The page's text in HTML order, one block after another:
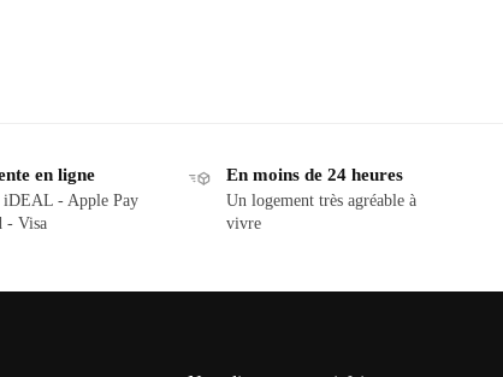
en ligne
iDEAL - Apple Pay
- Visa
En moins de 24 heures
Un logement très agréable à
vivre